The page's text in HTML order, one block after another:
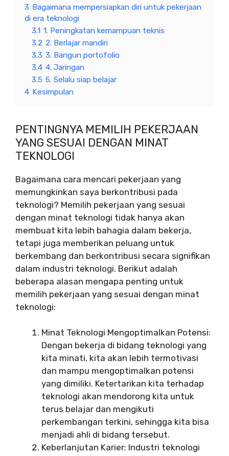
3 Bagaimana mempersiapkan diri untuk pekerjaan
di era teknologi
3.1 1. Peningkatan kemampuan teknis
3.2 2. Berlajar mandiri
3.3 3. Bangun portofolio
3.4 4. Jaringan
3.5 5. Selalu siap belajar
4 Kesimpulan
PENTINGNYA MEMILIH PEKERJAAN
YANG SESUAI DENGAN MINAT
TEKNOLOGI
Bagaimana cara mencari pekerjaan yang
memungkinkan saya berkontribusi pada
teknologi? Memilih pekerjaan yang sesuai
dengan minat teknologi tidak hanya akan
membuat kita lebih bahagia dalam bekerja,
tetapi juga memberikan peluang untuk
berkembang dan berkontribusi secara signifikan
dalam industri teknologi. Berikut adalah
beberapa alasan mengapa penting untuk
memilih pekerjaan yang sesuai dengan minat
teknologi:
Minat Teknologi Mengoptimalkan Potensi:
Dengan bekerja di bidang teknologi yang
kita minati, kita akan lebih termotivasi
dan mampu mengoptimalkan potensi
yang dimiliki. Ketertarikan kita terhadap
teknologi akan mendorong kita untuk
terus belajar dan mengikuti
perkembangan terkini, sehingga kita bisa
menjadi ahli di bidang tersebut.
Keberlanjutan Karier: Industri teknologi